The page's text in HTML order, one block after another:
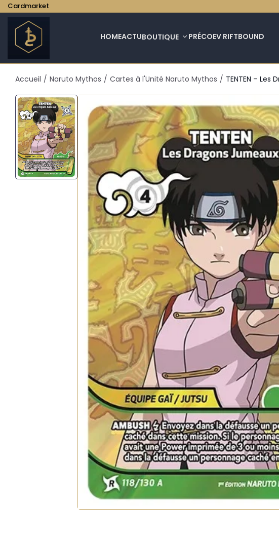
Cardmarket
HOMEACTUBOUTIQUE PRÉCOEV RIFTBOUND
Accueil / Naruto Mythos / Cartes à l'Unité Naruto Mythos / TENTEN – Les